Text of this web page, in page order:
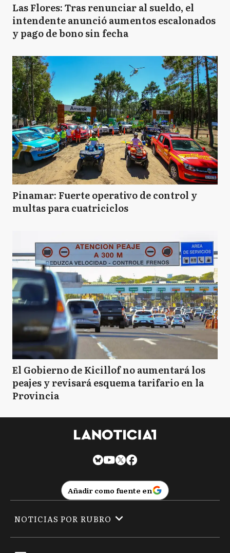
Las Flores: Tras renunciar al sueldo, el
intendente anunció aumentos escalonados
y pago de bono sin fecha
Pinamar: Fuerte operativo de control y
multas para cuatriciclos
El Gobierno de Kicillof no aumentará los
peajes y revisará esquema tarifario en la
Provincia
Añadir como fuente en
NOTICIAS POR RUBRO